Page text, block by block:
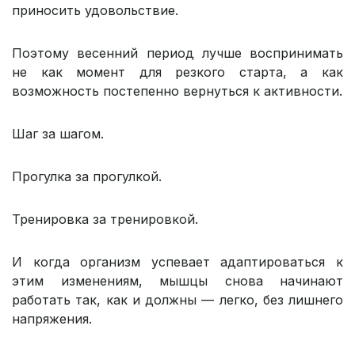
приносить удовольствие.
Поэтому весенний период лучше воспринимать
не как момент для резкого старта, а как
возможность постепенно вернуться к активности.
Шаг за шагом.
Прогулка за прогулкой.
Тренировка за тренировкой.
И когда организм успевает адаптироваться к
этим изменениям, мышцы снова начинают
работать так, как и должны — легко, без лишнего
напряжения.